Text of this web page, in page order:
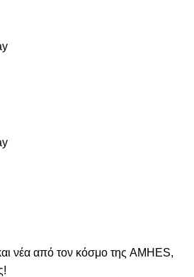
νέα από τον κόσμο της AMHES,